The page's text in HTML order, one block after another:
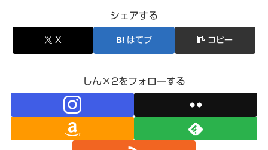
シェアする
X はてブ コピー
しん×2をフォローする